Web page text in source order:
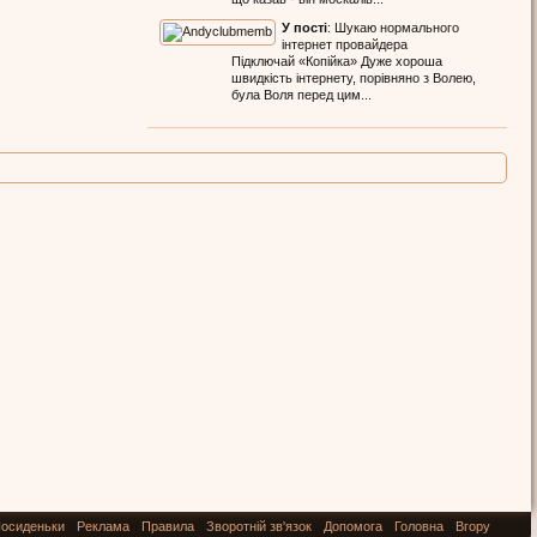
У пості: Шукаю нормального
інтернет провайдера
Підключай «Копійка» Дуже хороша
швидкість інтернету, порівняно з Волею,
була Воля перед цим...
Реклама Правила Зворотній зв'язок Допомога Головна Вгору